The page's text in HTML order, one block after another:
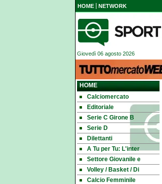
HOME NETWORK
Giovedì 06 agosto 2026
HOME
Calciomercato
Editoriale
Serie C Girone B
Serie D
Dilettanti
A Tu per Tu: L'inter
Settore Giovanile e
Volley / Basket / Di
Calcio Femminile